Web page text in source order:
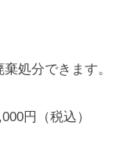
処分できます。
円（税込）